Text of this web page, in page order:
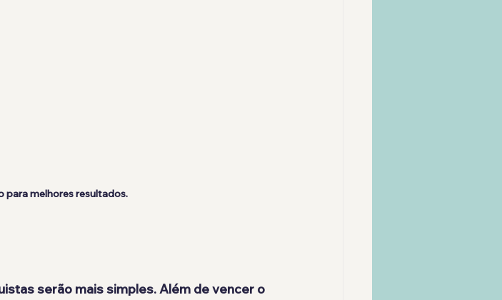
para melhores resultados.
serão mais simples. Além de vencer o